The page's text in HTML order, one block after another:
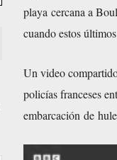
playa cercana a
cuando estos
Un video
policías franceses
embarcación de